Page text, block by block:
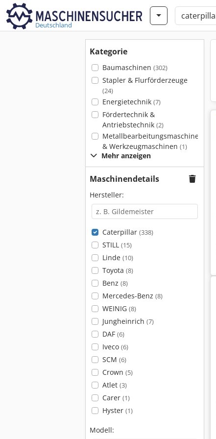
Deutschland
Kategorie
Baumaschinen (302)
Stapler & Flurförderzeuge
(24)
Energietechnik (7)
Fördertechnik &
Antriebstechnik (2)
Metallbearbeitungsmaschinen
& Werkzeugmaschinen (1)
Mehr anzeigen
Maschinendetails
Hersteller:
Caterpillar (338)
STILL (15)
Linde (10)
Toyota (8)
Benz (8)
Mercedes-Benz (8)
WEINIG (8)
Jungheinrich (7)
DAF (6)
Iveco (6)
SCM (6)
Crown (5)
Atlet (3)
Carer (1)
Hyster (1)
Modell: